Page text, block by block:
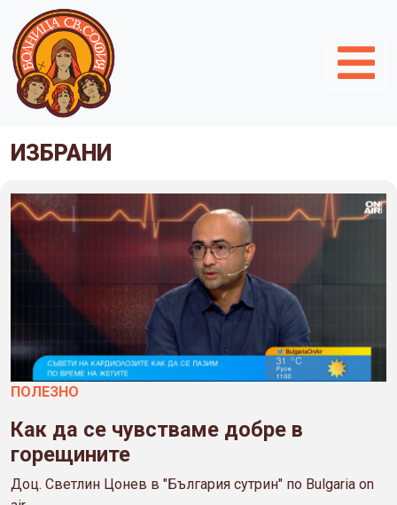
ИЗБРАНИ
ПОЛЕЗНO
Как да се чувстваме добре в
горещините
Доц. Светлин Цонев в "България сутрин" по Bulgaria on